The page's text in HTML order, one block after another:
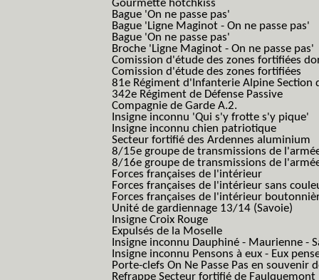
Gourmette hotchkiss
Bague 'On ne passe pas'
Bague 'Ligne Maginot - On ne passe pas'
Bague 'On ne passe pas'
Broche 'Ligne Maginot - On ne passe pas'
Comission d'étude des zones fortifiées
Comission d'étude des zones fortifiées
81e Régiment d'Infanterie Alpine Section
342e Régiment de Défense Passive
Compagnie de Garde A.2.
Insigne inconnu 'Qui s'y frotte s'y pique'
Insigne inconnu chien patriotique
Secteur fortifié des Ardennes aluminium
8/15e groupe de transmissions de
8/16e groupe de transmissions de
Forces françaises de l'intérieur
Forces françaises de l'intérieur sans
Forces françaises de l'intérieur
Unité de gardiennage 13/14 (Savoie)
Insigne Croix Rouge
Expulsés de la Moselle
Insigne inconnu Dauphiné - Maurienne -
Insigne inconnu Pensons à eux - Eux
Porte-clefs On Ne Passe Pas en souvenir
Refrappe Secteur fortifié de Faulquemont